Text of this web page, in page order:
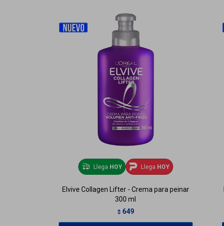
Llega HOY Llega HOY
Elvive Collagen Lifter - Crema para peinar
300 ml
$ 649